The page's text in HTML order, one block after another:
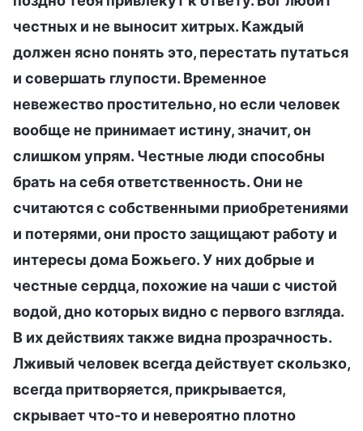
честных и не выносит хитрых. Каждый
должен ясно понять это, перестать путаться
и совершать глупости. Временное
невежество простительно, но если человек
вообще не принимает истину, значит, он
слишком упрям. Честные люди способны
брать на себя ответственность. Они не
считаются с собственными приобретениями
и потерями, они просто защищают работу и
интересы дома Божьего. У них добрые и
честные сердца, похожие на чаши с чистой
водой, дно которых видно с первого взгляда.
В их действиях также видна прозрачность.
Лживый человек всегда действует скользко,
всегда притворяется, прикрывается,
скрывает что-то и невероятно плотно